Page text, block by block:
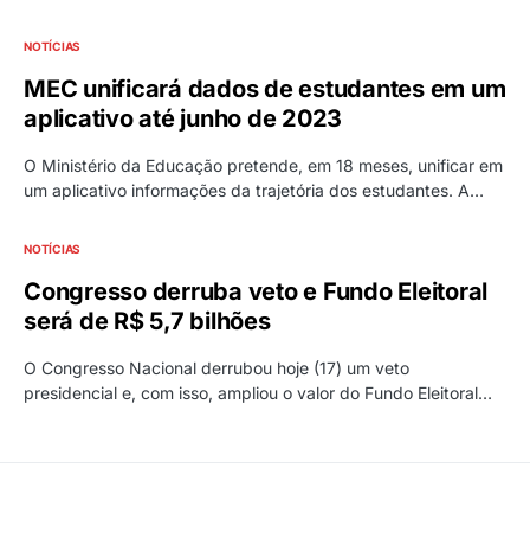
NOTÍCIAS
MEC unificará dados de estudantes em um
aplicativo até junho de 2023
O Ministério da Educação pretende, em 18 meses, unificar em
um aplicativo informações da trajetória dos estudantes. A…
NOTÍCIAS
Congresso derruba veto e Fundo Eleitoral
será de R$ 5,7 bilhões
O Congresso Nacional derrubou hoje (17) um veto
presidencial e, com isso, ampliou o valor do Fundo Eleitoral…